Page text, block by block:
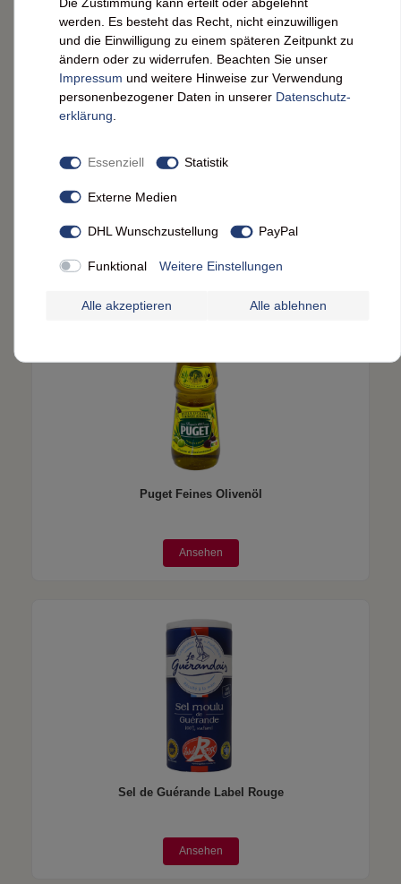
Vanissa Urfa Pfefferflocken
Puget Feines Olivenöl
Ansehen
Sel de Guérande Label Rouge
Ansehen
werden. Es besteht das Recht, nicht einzuwilligen
und die Einwilligung zu einem späteren Zeitpunkt zu
ändern oder zu widerrufen. Beachten Sie unser
Impressum und weitere Hinweise zur Verwendung
personenbezogener Daten in unserer Daten­schutz­
erklärung
Essenziell Statistik
Externe Medien
DHL Wunschzustellung PayPal
Funktional Weitere Einstellungen
Alle akzeptieren Alle ablehnen